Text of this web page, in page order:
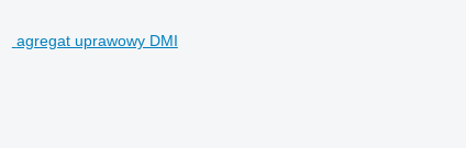
agregat uprawowy DMI